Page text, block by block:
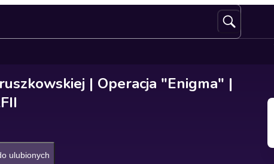
| Operacja "Enigma" |
ulubionych